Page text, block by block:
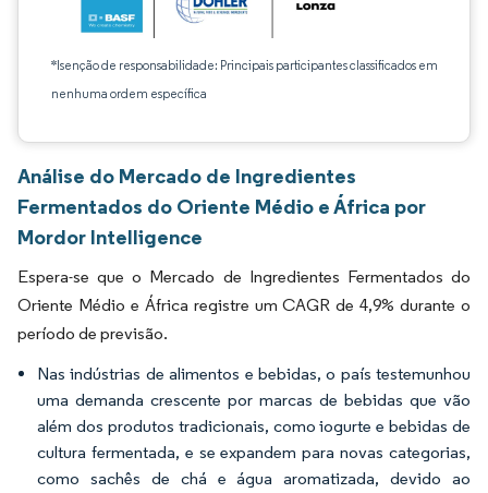
*Isenção de responsabilidade: Principais participantes classificados em
nenhuma ordem específica
Análise do Mercado de Ingredientes
Fermentados do Oriente Médio e África por
Mordor Intelligence
Espera-se que o Mercado de Ingredientes Fermentados do
Oriente Médio e África registre um CAGR de 4,9% durante o
período de previsão.
Nas indústrias de alimentos e bebidas, o país testemunhou
uma demanda crescente por marcas de bebidas que vão
além dos produtos tradicionais, como iogurte e bebidas de
cultura fermentada, e se expandem para novas categorias,
como sachês de chá e água aromatizada, devido ao